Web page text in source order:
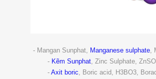
- Mangan Sunphat, Manganese sulphate,
- Kẽm Sunphat, Zinc Sulphate,
- Axit boric, Boric acid, H3BO3,